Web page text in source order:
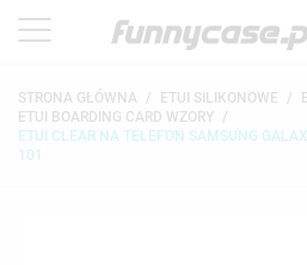
STRONA GŁÓWNA ETUI SILIKONOWE
ETUI BOARDING CARD WZORY
ETUI CLEAR NA TELEFON SAMSUNG
101